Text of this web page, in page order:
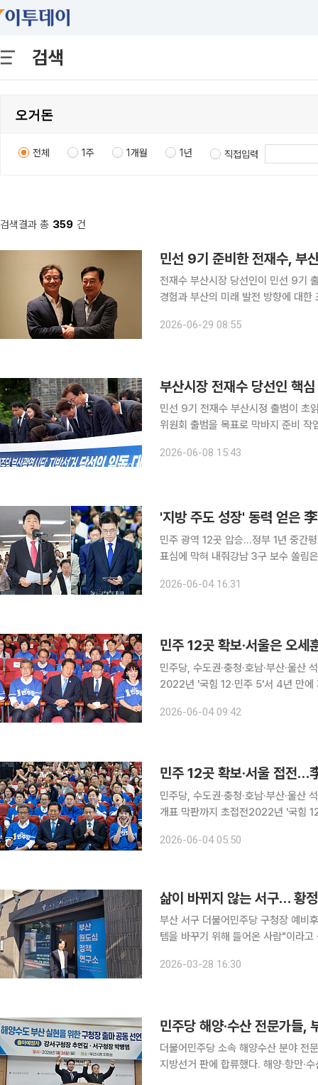
검색
전체 1주 1개월 1년 직접입력
검색결과 총 359 건
민선 9기 준비한 전재수, 부
전재수 부산시장 당선인이 민선 9기
경험과 부산의 미래 발전 방향에 대한 조언을 청취했다. 당선인이
보로 풀이된다. 전 당선인은
2026-06-29 08:55
부산시장 전재수 당선인 핵
민선 9기 전재수 부산시정 출범이 초읽기에 들어갔다. 전재수 부산시
위원회 출범을 목표로 막바지 준비
2026-06-08 15:43
민주 광역 12곳 압승…정부 1년 중간
표심에 막혀 내줘강남 3구 보수 쏠림은 2002년 이후 최대 더
다는 평가가 나온다. 최대 승부처 서
2026-06-04 16:31
민주 12곳 확보·서울은 오
민주당, 수도권·충청·호남·부산·울
2022년 '국힘 12·민주 5'서 4년 만에
지만, 최대 승부처인 서울에서는 국민
2026-06-04 09:42
민주당, 수도권·충청·호남·부산·울
개표 막판까지 초접전2022년 '국힘
전국 16개 광역단체장 선거 가운데
2026-06-04 05:50
삶이 바뀌지 않는 서구… 황
부산 서구 더불어민주당 구청장 예비
템을 바꾸기 위해 들어온 사람"이라고 규정했다. 그의 발언은 공약보다 구조를, 속도보다 방향을 겨
않은 미래에 대한 두려움과 설렘이 동
2026-03-28 16:30
민주당 해양·수산 전문가들,
더불어민주당 소속 해양수산 분야 전
지방선거 판에 합류했다. 해양·항만·수산